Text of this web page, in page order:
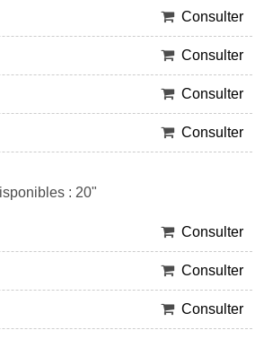
Consulter
Consulter
Consulter
Consulter
: 20"
Consulter
Consulter
Consulter